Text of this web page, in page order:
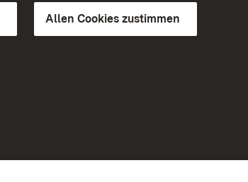
Allen Cookies zustimmen